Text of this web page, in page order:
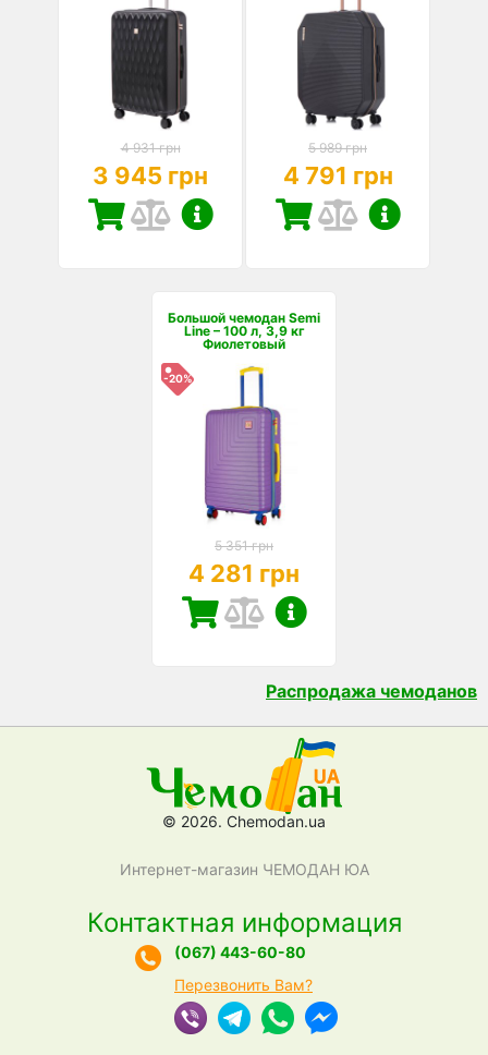
4 931 грн
3 945 грн
5 989 грн
4 791 грн
Большой чемодан Semi
Line – 100 л, 3,9 кг
Фиолетовый
-20%
5 351 грн
4 281 грн
Распродажа чемоданов
© 2026. Chemodan.ua
Интернет-магазин ЧЕМОДАН ЮА
Контактная информация
(067) 443-60-80
Перезвонить Вам?